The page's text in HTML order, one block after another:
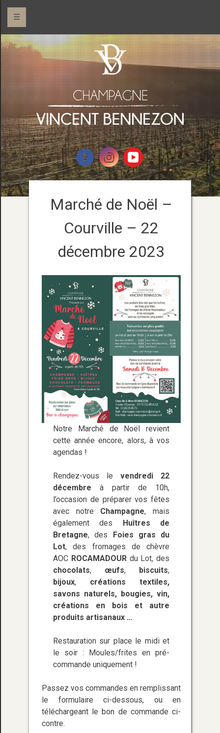
☰
Marché de Noël –
Courville – 22
décembre 2023
Notre Marché de Noël revient
cette année encore, alors, à vos
agendas !
Rendez-vous levendredi 22
décembre à partir de 10h,
l’occasion de préparer vos fêtes
avec notre Champagne, mais
également des Huîtres de
Bretagne, des Foies gras du
Lot, des fromages de chèvre
AOC ROCAMADOURdu Lot, des
chocolats, œufs, biscuits,
bijoux,créations textiles,
savons naturels, bougies, vin,
créations en bois et autre
produits artisanaux …
Restauration sur place le midi et
le soir : Moules/frites en pré-
commande uniquement !
Passez vos commandes en remplissant
le formulaire ci-dessous, ou en
téléchargeant le bon de commande ci-
contre.